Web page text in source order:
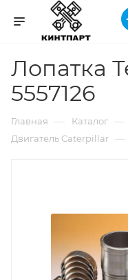
Лопатка
5557126
Главная — Каталог —
Двигатель Caterpillar —